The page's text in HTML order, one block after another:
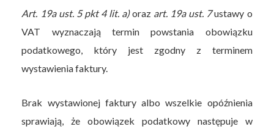
Art. 19a ust. 5 pkt 4 lit. a)oraz art. 19a ust. 7ustawy o
VAT wyznaczają termin powstania obowiązku
podatkowego, który jest zgodny z terminem
wystawienia faktury.
Brak wystawionej faktury albo wszelkie opóźnienia
sprawiają, że obowiązek podatkowy następuje w